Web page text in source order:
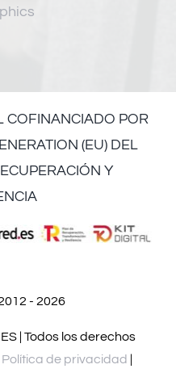
COFINANCIADO POR
(EU) DEL
Y
- 2026
| Todos los derechos
Política de privacidad